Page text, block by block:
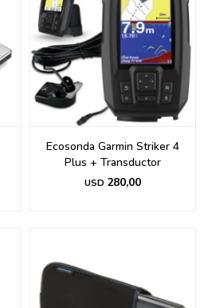
Ecosonda Garmin Striker 4
Plus + Transductor
USD 280,00